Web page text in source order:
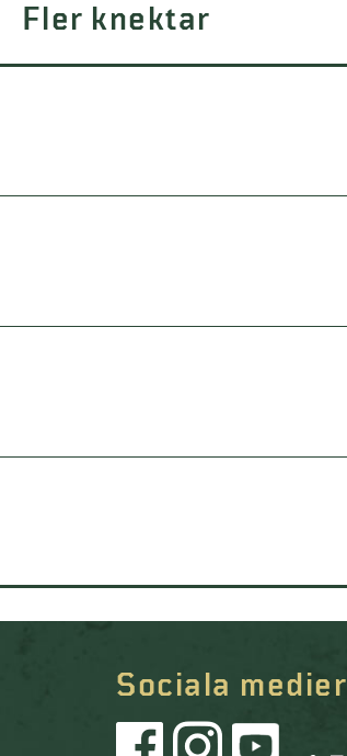
Fler knektar
Sociala medier